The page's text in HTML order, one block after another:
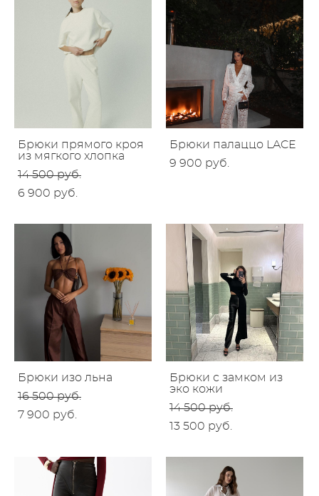
Брюки прямого кроя
из мягкого хлопка
14 500 pуб.
6 900 pуб.
Брюки палаццо LACE
9 900 pуб.
Брюки изо льна
16 500 pуб.
7 900 pуб.
Брюки с замком из
эко кожи
14 500 pуб.
13 500 pуб.